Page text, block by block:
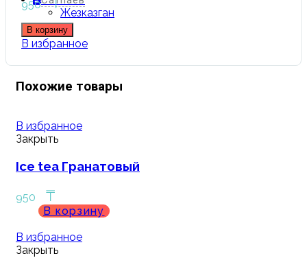
Жезказган
950
В корзину
В избранное
Похожие товары
В избранное
Закрыть
Ice tea Гранатовый
950 ₸
В корзину
В избранное
Закрыть